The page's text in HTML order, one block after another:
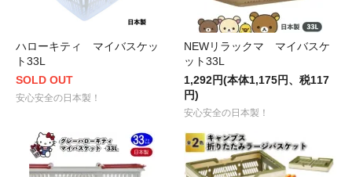
ハローキティ マイバスケッ
ト33L
SOLD OUT
安心安全の日本製！
NEWリラックマ マイバスケ
ット33L
1,292円(本体1,175円、税117
円)
安心安全の日本製！